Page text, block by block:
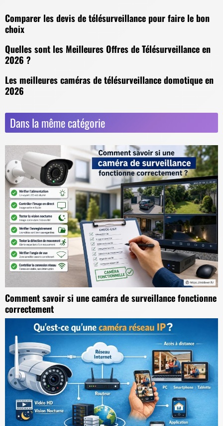
Comparer les devis de télésurveillance pour faire le bon
choix
Quelles sont les Meilleures Offres de Télésurveillance en
2026 ?
Les meilleures caméras de télésurveillance domotique en
2026
Dans la même catégorie
Comment savoir si une caméra de surveillance fonctionne
correctement